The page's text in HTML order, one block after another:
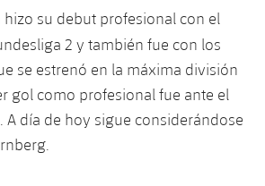
su debut profesional con el
2 y también fue con los
se estrenó en la máxima división
gol como profesional fue ante el
A día de hoy sigue considerándose